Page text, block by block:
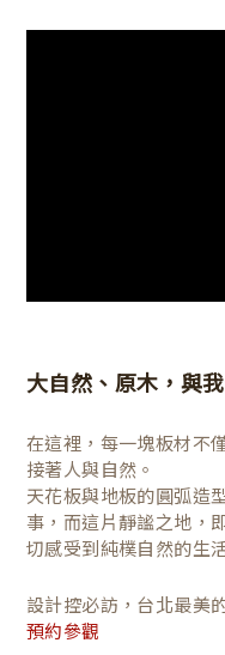
大自然、原木，與
在這裡，每一塊板材不
接著人與自然。
天花板與地板的圓弧造
事，而這片靜謐之地，
切感受到純樸自然的生
設計控必訪，台北最美
預約參觀